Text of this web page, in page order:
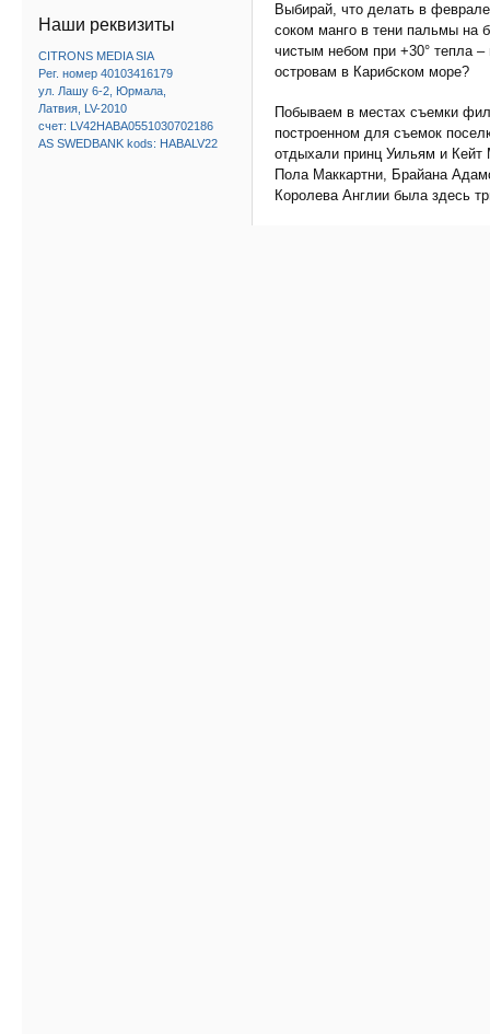
Выбирай, что делать в
соком манго в тени пальмы на
чистым небом при +30° тепла
островам в Карибском море?
Побываем в местах съемки
построенном для съемок
отдыхали принц Уильям и
Пола Маккартни, Брайана
Королева Англии была здесь
Наши реквизиты
CITRONS MEDIA SIA
Рег. номер 40103416179
ул. Лашу 6-2, Юрмала,
Латвия, LV-2010
счет: LV42HABA0551030702186
AS SWEDBANK kods: HABALV22